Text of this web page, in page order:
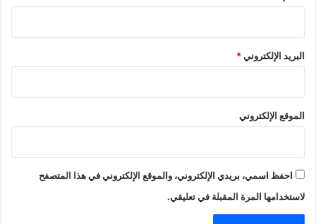
البريد الإلكتروني*
الموقع الإلكتروني
احفظ اسمي، بريدي الإلكتروني، والموقع الإلكتروني في هذا المتصفح
لاستخدامها المرة المقبلة في تعليقي.